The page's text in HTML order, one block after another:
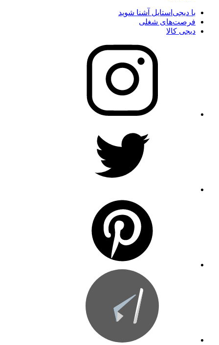
با دیجی‌استایل آشنا شوید
فرصت‌های شغلی
دیجی کالا